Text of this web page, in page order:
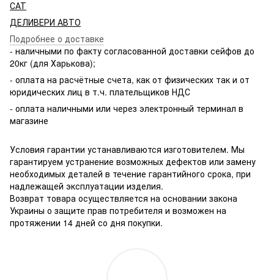
САТ
ДЕЛИВЕРИ АВТО
Подробнее о доставке
- наличными по факту согласованной доставки сейфов до
20кг (для Харькова);
- оплата на расчётные счета, как от физических так и от
юридических лиц в т.ч. плательщиков НДС
- оплата наличными или через электронный терминал в
магазине
Условия гарантии устанавливаются изготовителем. Мы
гарантируем устранение возможных дефектов или замену
необходимых деталей в течение гарантийного срока, при
надлежащей эксплуатации изделия.
Возврат товара осуществляется на основании закона
Украины о защите прав потребителя и возможен на
протяжении 14 дней со дня покупки.